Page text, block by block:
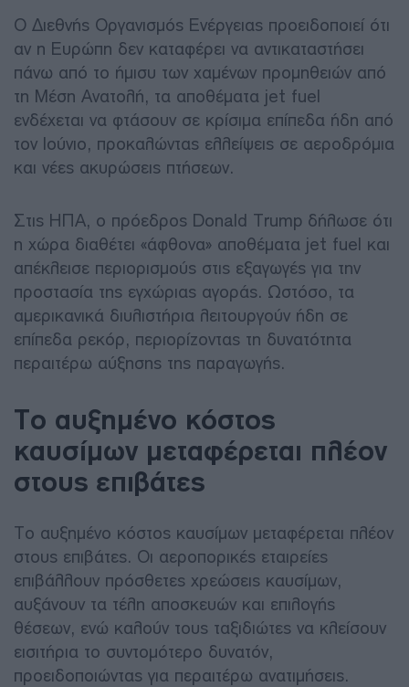
Ο Διεθνής Οργανισμός Ενέργειας προειδοποιεί ότι
αν η Ευρώπη δεν καταφέρει να αντικαταστήσει
πάνω από το ήμισυ των χαμένων προμηθειών από
τη Μέση Ανατολή, τα αποθέματα jet fuel
ενδέχεται να φτάσουν σε κρίσιμα επίπεδα ήδη από
τον Ιούνιο, προκαλώντας ελλείψεις σε αεροδρόμια
και νέες ακυρώσεις πτήσεων.
Στις ΗΠΑ, ο πρόεδρος Donald Trump δήλωσε ότι
η χώρα διαθέτει «άφθονα» αποθέματα jet fuel και
απέκλεισε περιορισμούς στις εξαγωγές για την
προστασία της εγχώριας αγοράς. Ωστόσο, τα
αμερικανικά διυλιστήρια λειτουργούν ήδη σε
επίπεδα ρεκόρ, περιορίζοντας τη δυνατότητα
περαιτέρω αύξησης της παραγωγής.
Το αυξημένο κόστος
καυσίμων μεταφέρεται πλέον
στους επιβάτες
Το αυξημένο κόστος καυσίμων μεταφέρεται πλέον
στους επιβάτες. Οι αεροπορικές εταιρείες
επιβάλλουν πρόσθετες χρεώσεις καυσίμων,
αυξάνουν τα τέλη αποσκευών και επιλογής
θέσεων, ενώ καλούν τους ταξιδιώτες να κλείσουν
εισιτήρια το συντομότερο δυνατόν,
προειδοποιώντας για περαιτέρω ανατιμήσεις.